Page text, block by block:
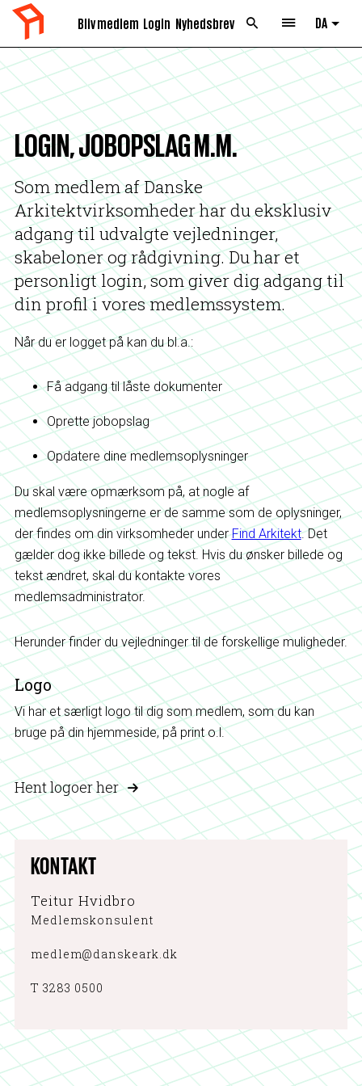
Bliv medlem Login Nyhedsbrev DA List
LOGIN, JOBOPSLAG M.M.
Som medlem af Danske
Arkitektvirksomheder har du eksklusiv
adgang til udvalgte vejledninger,
skabeloner og rådgivning. Du har et
personligt login, som giver dig adgang til
din profil i vores medlemssystem.
Når du er logget på kan du bl.a.:
Få adgang til låste dokumenter
Oprette jobopslag
Opdatere dine medlemsoplysninger
Du skal være opmærksom på, at nogle af
medlemsoplysningerne er de samme som de oplysninger,
der findes om din virksomheder underFind Arkitekt. Det
gælder dog ikke billede og tekst. Hvis du ønsker billede og
tekst ændret, skal du kontakte vores
medlemsadministrator.
Herunder finder du vejledninger til de forskellige muligheder.
Logo
Vi har et særligt logo til dig som medlem, som du kan
bruge på din hjemmeside, på print o.l.
Hent logoer her
KONTAKT
Teitur Hvidbro
Medlemskonsulent
medlem@danskeark.dk
T 3283 0500